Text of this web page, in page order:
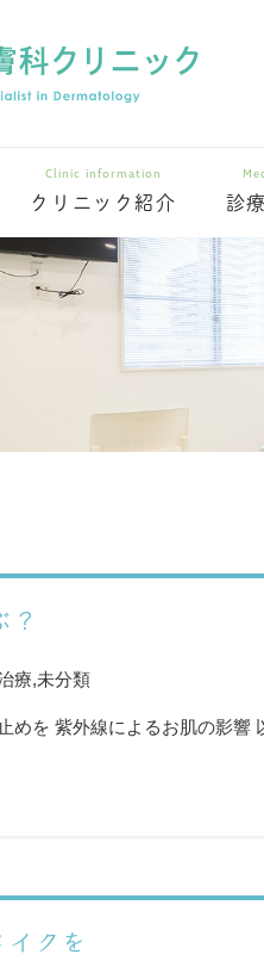
Clinic information
クリニック紹介 診
？
療,未分類
めを 紫外線によるお肌の影響
イクを